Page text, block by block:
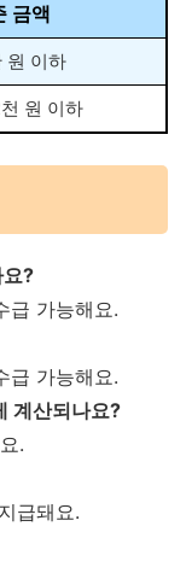
금액
원 이하
원 이하
?
급 가능해요.
급 가능해요.
계산되나요?
.
급돼요.